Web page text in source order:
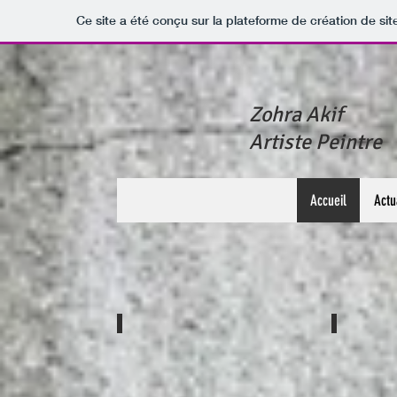
Ce site a été conçu sur la plateforme de création de
Zohra Akif
Artiste Peintre
Accueil
Hasard de la lumière Voltige